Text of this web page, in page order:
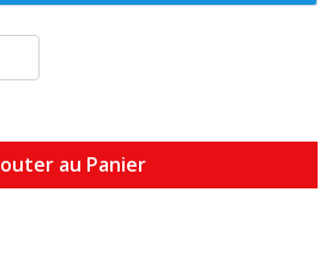
au Panier